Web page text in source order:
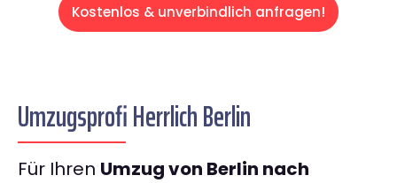
Kostenlos & unverbindlich anfragen!
Umzugsprofi Herrlich Berlin
Für Ihren Umzug von Berlin nach